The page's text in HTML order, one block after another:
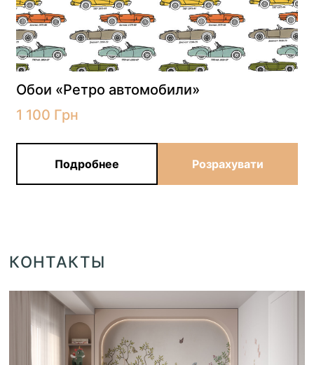
Обои «Ретро автомобили»
1 100 Грн
Подробнее Розрахувати
КОНТАКТЫ